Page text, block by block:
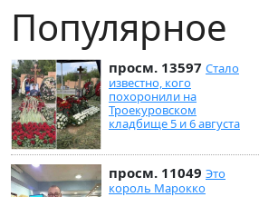
Популярное
просм. 13597 Стало
известно, кого
похоронили на
Троекуровском
кладбище 5 и 6 августа
просм. 11049 Это
король Марокко